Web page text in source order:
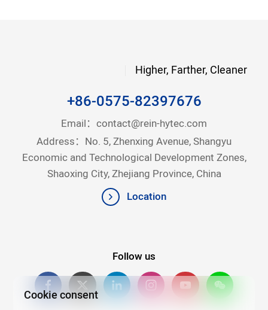
Higher, Farther, Cleaner
+86-0575-82397676
Email： contact@rein-hytec.com
Address：No. 5, Zhenxing Avenue, Shangyu
Economic and Technological Development Zones,
Shaoxing City, Zhejiang Province, China
Location
Follow us
Cookie consent